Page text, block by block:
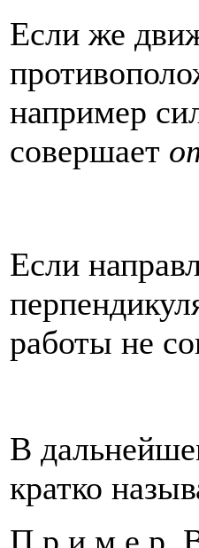
Если же
например
совершает
Если
работы не
В
кратко
П р и м е р.